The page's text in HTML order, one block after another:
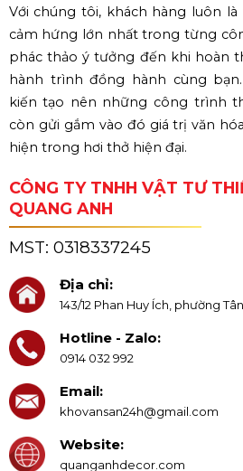
Với chúng tôi, khách hàng luôn
cảm hứng lớn nhất trong từng
phác thảo ý tưởng đến khi hoàn
hành trình đồng hành cùng
kiến tạo nên những công trình
còn gửi gắm vào đó giá trị văn
hiện trong hơi thở hiện đại.
CÔNG TY TNHH VẬT TƯ
QUANG ANH
MST: 0318337245
Địa chỉ:
143/12 Phan Huy Ích, phường
Hotline - Zalo:
0914 032 992
Email:
khovansan24h@gmail.com
Website:
quanganhdecor.com